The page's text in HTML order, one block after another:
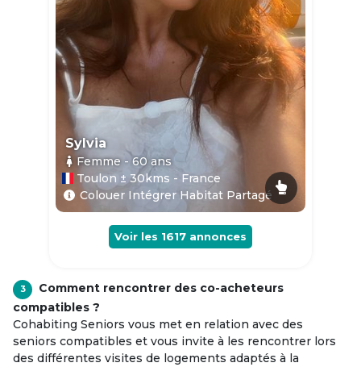
Sylvia
Femme - 60ans
Toulon ± 30kms - France
Colouer Intégrer Habitat Partagé
Voir les 1617 annonces
3
Comment rencontrer des co-acheteurs
compatibles ?
Cohabiting Seniors vous met en relation avec des
seniors compatibles et vous invite à les rencontrer lors
des différentes visites de logements adaptés à la